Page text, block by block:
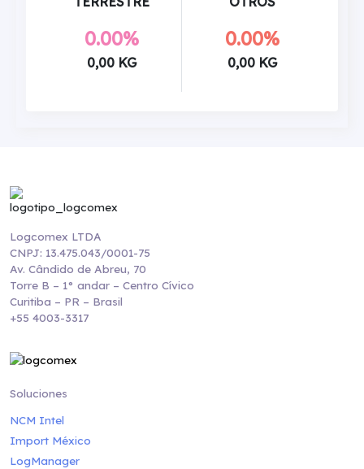
0.00%
0,00 KG
0.00%
0,00 KG
Logcomex LTDA
CNPJ: 13.475.043/0001-75
Av. Cândido de Abreu, 70
Torre B – 1° andar – Centro Cívico
Curitiba – PR – Brasil
+55 4003-3317
Soluciones
NCM Intel
Import México
LogManager